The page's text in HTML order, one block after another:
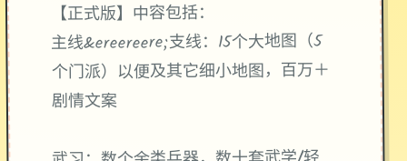
【正式版】中容包括：
主线&ereereere;支线：15个大地图（5
个门派）以便及其它细小地图，百万＋
剧情文案